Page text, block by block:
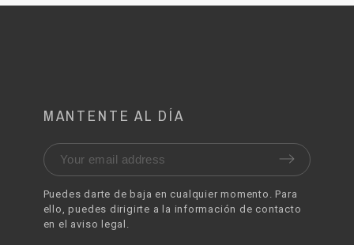
MANTENTE AL DÍA
Puedes darte de baja en cualquier momento. Para
ello, puedes dirigirte a la información de contacto
en el aviso legal.